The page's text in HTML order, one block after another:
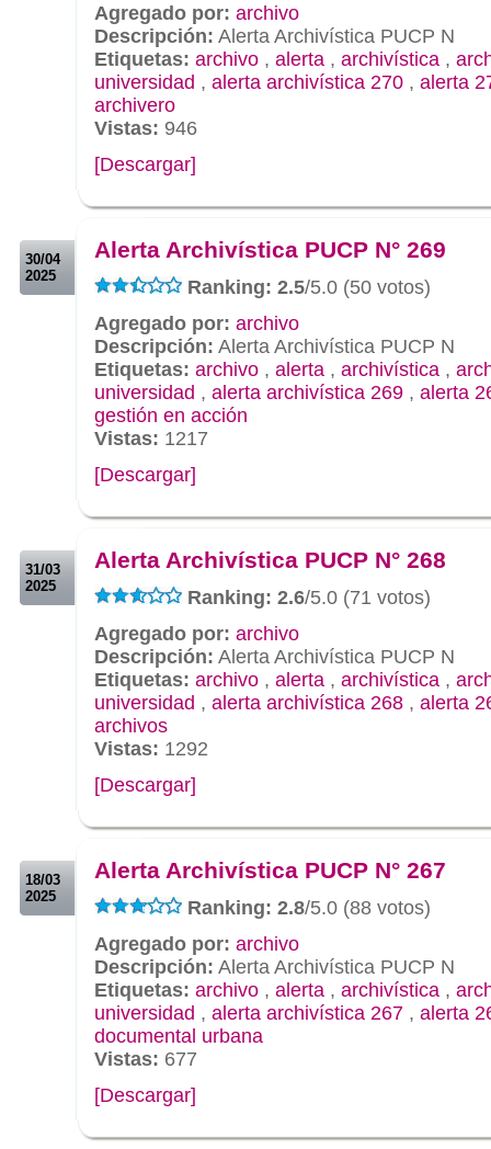
Agregado por: archivo
Descripción: Alerta Archivística PUCP N
Etiquetas: archivo , alerta , archivística ,
universidad , alerta archivística 270 , alerta
archivero
Vistas: 946
[Descargar]
30/04
2025
Alerta Archivística PUCP N° 269
Ranking: 2.5/5.0 (50 votos)
Agregado por: archivo
Descripción: Alerta Archivística PUCP N
Etiquetas: archivo , alerta , archivística ,
universidad , alerta archivística 269 , alerta
gestión en acción
Vistas: 1217
[Descargar]
31/03
2025
Alerta Archivística PUCP N° 268
Ranking: 2.6/5.0 (71 votos)
Agregado por: archivo
Descripción: Alerta Archivística PUCP N
Etiquetas: archivo , alerta , archivística ,
universidad , alerta archivística 268 , alerta
archivos
Vistas: 1292
[Descargar]
18/03
2025
Alerta Archivística PUCP N° 267
Ranking: 2.8/5.0 (88 votos)
Agregado por: archivo
Descripción: Alerta Archivística PUCP N
Etiquetas: archivo , alerta , archivística ,
universidad , alerta archivística 267 , alerta
documental urbana
Vistas: 677
[Descargar]